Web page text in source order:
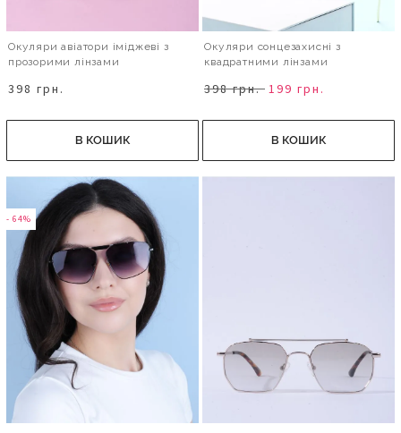
Окуляри авіатори іміджеві з
прозорими лінзами
398 грн.
В КОШИК
Окуляри сонцезахисні з
квадратними лінзами
398 грн. 199 грн.
В КОШИК
- 64%